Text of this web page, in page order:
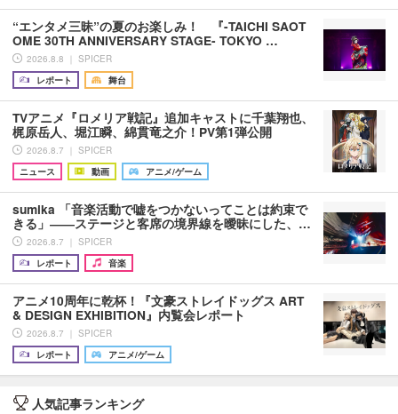
“エンタメ三昧”の夏のお楽しみ！ 『-TAICHI SAOT
OME 30TH ANNIVERSARY STAGE- TOKYO …
2026.8.8 ｜ SPICER
レポート
舞台
TVアニメ『ロメリア戦記』追加キャストに千葉翔也、
梶原岳人、堀江瞬、綿貫竜之介！PV第1弾公開
2026.8.7 ｜ SPICER
ニュース
動画 アニメ/ゲーム
sumika 「音楽活動で嘘をつかないってことは約束で
きる」――ステージと客席の境界線を曖昧にした、…
2026.8.7 ｜ SPICER
レポート
音楽
アニメ10周年に乾杯！『文豪ストレイドッグス ART
& DESIGN EXHIBITION』内覧会レポート
2026.8.7 ｜ SPICER
レポート
アニメ/ゲーム
人気記事ランキング